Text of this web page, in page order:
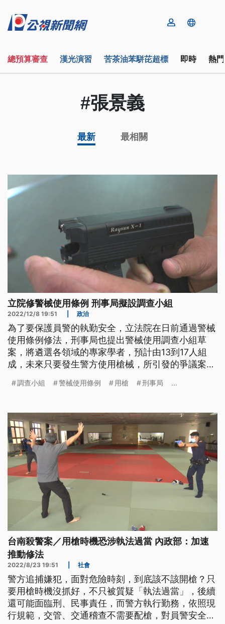
總預算審查 漢光演習 苦茶油苯駢芘超標 即時 熱
#張景義
最新 最相關
立院修警械使用條例 刑事局擬設調查小組
2022/12/8 19:51 政治
為了要保護員警的執勤安全，立法院在日前通過警械
使用條例修法，刑事局也提出警械使用調查小組草
案，將遴選各領域的專家學者，預計由13到17人組
成，未來只要發生警方使用槍械，所引發的爭議案
考，草案已經送交內政部審議。
調查小組 警械使用條例 用槍 刑事局 ...
台南殺警案／用槍時機恐涉執法過當 內政部：加速
推動修法
2022/8/23 19:51 社會
警方追捕嫌犯，面對危險時刻，到底該不該開槍？只
要用槍時機沒抓好，不只被質疑「執法過當」，後續
還可能面臨刑、民事責任，而警方執行勤務，依照現
行規範，交管、交通稽查不需要配槍，對員警安全保